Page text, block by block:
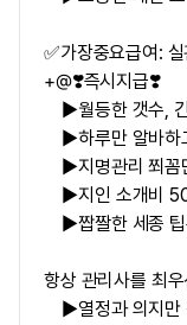
✅가장중요급여:
+@❣️즉시지급❣️
▶월등한 갯수,
▶하루만 알바하
▶지명관리 쬐꼼
▶지인 소개비
▶짭짤한 세종
항상 관리사를 최
▶열정과 의지만